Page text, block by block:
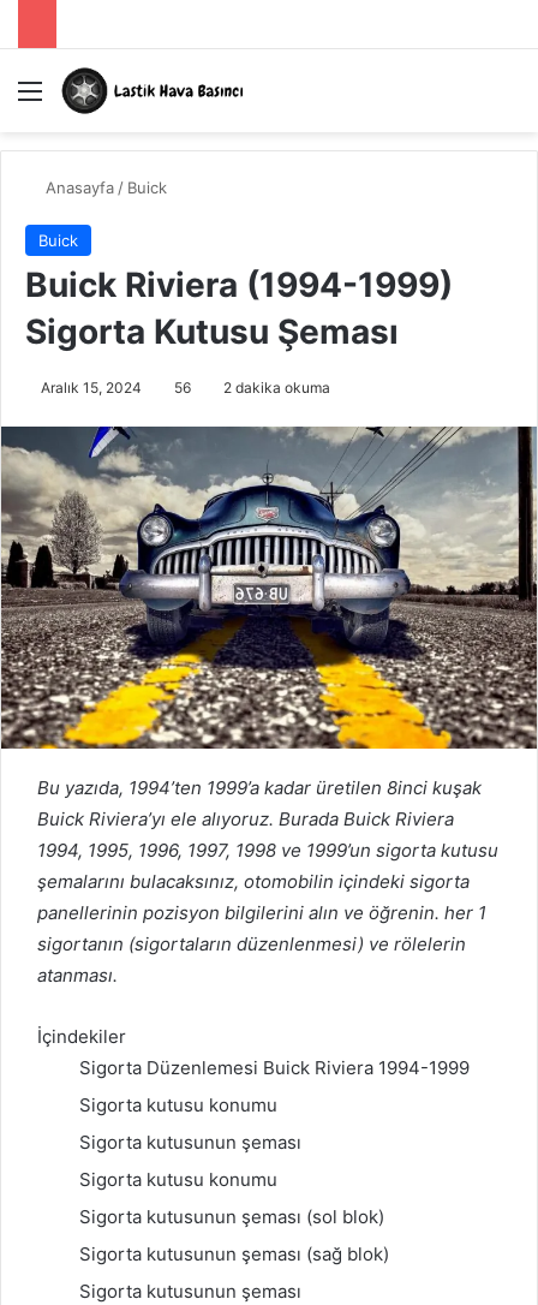
Menü
Anasayfa / Buick
Buick
Buick Riviera (1994-1999)
Sigorta Kutusu Şeması
Aralık 15, 2024 56 2 dakika okuma
Bu yazıda, 1994’ten 1999’a kadar üretilen 8inci kuşak
Buick Riviera’yı ele alıyoruz. Burada Buick Riviera
1994, 1995, 1996, 1997, 1998 ve 1999’un sigorta kutusu
şemalarını bulacaksınız, otomobilin içindeki sigorta
panellerinin pozisyon bilgilerini alın ve öğrenin. her 1
sigortanın (sigortaların düzenlenmesi) ve rölelerin
atanması.
İçindekiler
Sigorta Düzenlemesi Buick Riviera 1994-1999
Sigorta kutusu konumu
Sigorta kutusunun şeması
Sigorta kutusu konumu
Sigorta kutusunun şeması (sol blok)
Sigorta kutusunun şeması (sağ blok)
Sigorta kutusunun şeması